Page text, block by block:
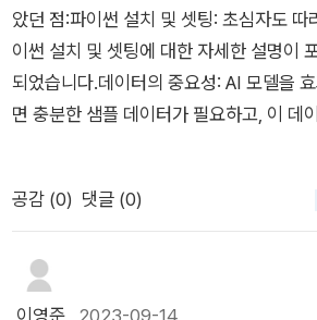
닝은 AI가 데이터 변경과 재학습을 하므
작업 후 성능 저하 현상이발생할 가능성이
스트 기법으로입력 데이터 변화에 따른
메타모픽 테스트 기법,학습 완료 모델을 사
상되는 범위를 구하는최대 안전 반경 테스
조건을 출력 데이터가 일탈하지 않음을검
기법을 소개한다.CHAPTER 3 튜토리얼
의 실행 환경을 설정하기 위해파이썬 및
한다.테스트 도구 다운로드, 학습용 데이
화하지 않는 범위를 구해 테스트하는 기법
기법이란, 절대적으로 엄수해야 하는 조건
대해서 만족함을 검증하는 테스트 기
장점은 첫째, AI 기초지식이 부족한 사람에
학습, 강화학습, AI 의 개발 공정 등 사전
가 보기에도 무리가 없었습니다. 둘째, 국
알려주는 책이 없어 원서를 읽는 불편함에
용성에서 실효성까지, 실습 위주의 구성으
았던 점:파이썬 설치 및 셋팅: 초심자도 따
이썬 설치 및 셋팅에 대한 자세한 설명이
되었습니다.데이터의 중요성: AI 모델을
면 충분한 샘플 데이터가 필요하고, 이 데
는 이미 잘 작동할 것으로 예상되기 때문
지 케이스를 포함한 다른 데이터로 모델을
우 휼룡한 지침서가 될 것으로 판단됩니
에서는 메타모픽, 뉴런 커버리지, 최대 안
트 기법 등의 테스트 방법에 대해 자세히
공감 (0) 댓글 (0)
이영준 2023-09-14